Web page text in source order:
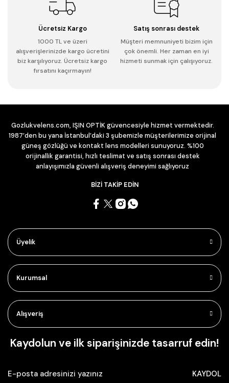
Ücretsiz Kargo
1000 TL ve üzeri
alışverişlerinizde kargo ücretini
biz karşılıyoruz. Ücretsiz kargo
fırsatını kaçırmayın!
Satış sonrası destek
Müşteri memnuniyeti bizim için
çok önemli. Her zaman en iyi
hizmeti sunmak için çalışıyoruz.
Gozlukvelens.com, IŞIN OPTİK güvencesiyle hizmet vermektedir.
1987’den bu yana İstanbul’daki 3 şubemizle müşterilerimize orijinal
güneş gözlüğü ve kontakt lens modelleri sunuyoruz. %100
orijinallik garantisi, hızlı teslimat ve satış sonrası destek
anlayışımızla güvenli alışveriş deneyimi sağlıyoruz
BİZİ TAKİP EDİN
Üyelik
Kurumsal
Alışveriş
Kaydolun ve ilk siparişinizde tasarruf edin!
KAYDOL